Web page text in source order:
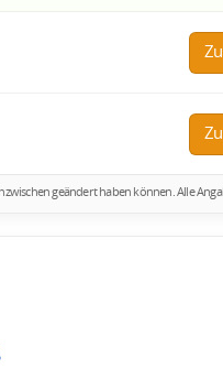
geändert haben können. Alle